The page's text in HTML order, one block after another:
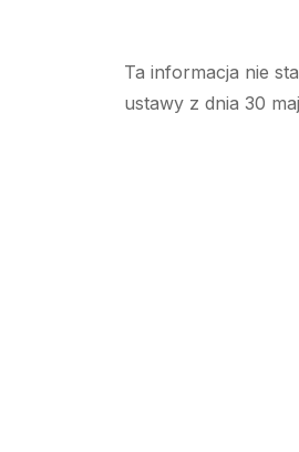
Ta informacja nie
ustawy z dnia 30